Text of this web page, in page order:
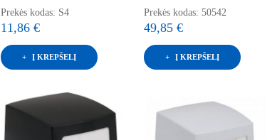
Prekės kodas: S4
11,86 €
Į KREPŠELĮ
Prekės kodas: 50542
49,85 €
Į KREPŠELĮ